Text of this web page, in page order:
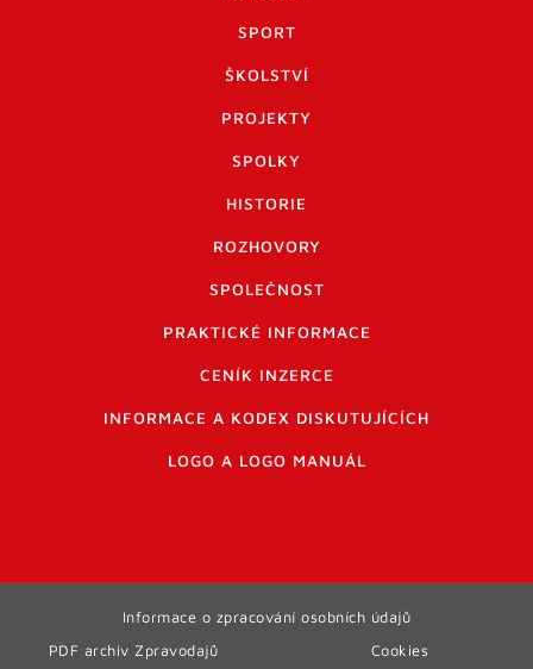
SPORT
ŠKOLSTVÍ
PROJEKTY
SPOLKY
HISTORIE
ROZHOVORY
SPOLEČNOST
PRAKTICKÉ INFORMACE
CENÍK INZERCE
INFORMACE A KODEX DISKUTUJÍCÍCH
LOGO A LOGO MANUÁL
PDF archiv Zpravodajů
Informace o zpracování osobních údajů
Cookies